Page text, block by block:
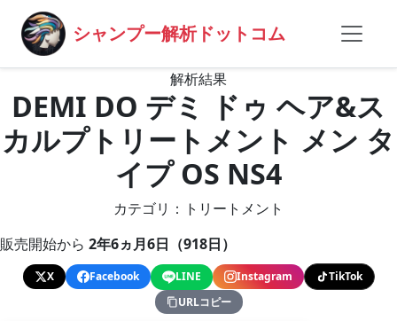
シャンプー解析ドットコム
解析結果
DEMI DO デミ ドゥ ヘア&ス
カルプトリートメント メン タ
イプ OS NS4
カテゴリ：トリートメント
販売開始から 2年6ヵ月6日（918日）
X Facebook LINE Instagram
TikTok
URLコピー